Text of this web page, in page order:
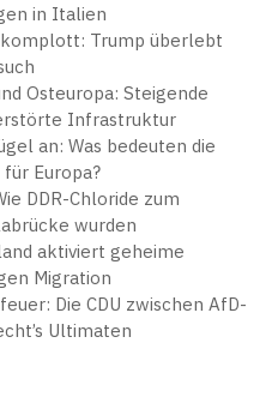
in Italien
Trump überlebt
Osteuropa: Steigende
Infrastruktur
an: Was bedeuten die
Europa?
DDR-Chloride zum
wurden
aktiviert geheime
Migration
Die CDU zwischen AfD-
Ultimaten